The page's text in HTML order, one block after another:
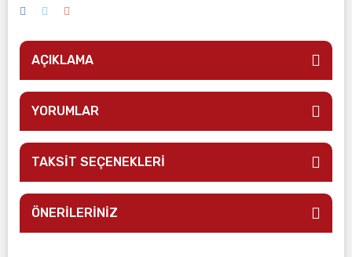
AÇIKLAMA
YORUMLAR
TAKSİT SEÇENEKLERİ
ÖNERİLERİNİZ